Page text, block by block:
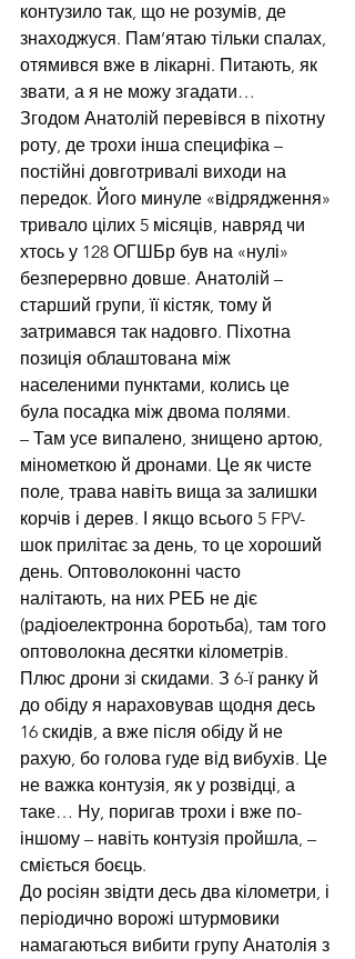
контузило так, що не розумів, де
знаходжуся. Пам’ятаю тільки спалах,
отямився вже в лікарні. Питають, як
звати, а я не можу згадати…
Згодом Анатолій перевівся в піхотну
роту, де трохи інша специфіка –
постійні довготривалі виходи на
передок. Його минуле «відрядження»
тривало цілих 5 місяців, навряд чи
хтось у 128 ОГШБр був на «нулі»
безперервно довше. Анатолій –
старший групи, її кістяк, тому й
затримався так надовго. Піхотна
позиція облаштована між
населеними пунктами, колись це
була посадка між двома полями.
– Там усе випалено, знищено артою,
мінометкою й дронами. Це як чисте
поле, трава навіть вища за залишки
корчів і дерев. І якщо всього 5 FPV-
шок прилітає за день, то це хороший
день. Оптоволоконні часто
налітають, на них РЕБ не діє
(радіоелектронна боротьба), там того
оптоволокна десятки кілометрів.
Плюс дрони зі скидами. З 6-ї ранку й
до обіду я нараховував щодня десь
16 скидів, а вже після обіду й не
рахую, бо голова гуде від вибухів. Це
не важка контузія, як у розвідці, а
таке… Ну, поригав трохи і вже по-
іншому – навіть контузія пройшла, –
сміється боєць.
До росіян звідти десь два кілометри, і
періодично ворожі штурмовики
намагаються вибити групу Анатолія з